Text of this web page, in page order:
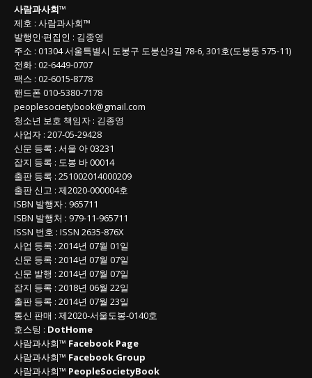
목
록
사람과사회™
제호 : 사람과사회™
발행인·편집인 : 김종영
주소 : 01304서울특별시 도봉구 도봉산3길 78-6, 301호(도봉동 575-11)
전화 : 02-6449-0707
팩스 : 02-6015-8778
핸드폰 010-5380-7178
peoplesocietybook@gmail.com
청소년 보호 책임자 : 김종영
사업자 : 207-05-29428
신문 등록 : 서울 아 03231
잡지 등록 : 도봉 바 00014
출판 등록 : 251002014000209
출판 신고 : 제2020-000004호
ISBN 발행자 : 965711
ISBN 발행처 : 979-11-965711
ISSN 번호 : ISSN 2635-876X
사업 등록 : 2014년 07월 01일
신문 등록 : 2014년 07월 07일
신문 발행 : 2014년 07월 07일
잡지 등록 : 2018년 06월 22일
출판 등록 : 2014년 07월 23일
통신 판매 : 제2020-서울도봉-0140호
호스팅 : DotHome
사람과사회™ Facebook Page
사람과사회™ Facebook Group
사람과사회™ PeopleSocietyBook